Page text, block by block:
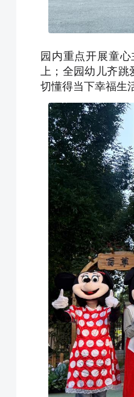
园内重点开展童
上；全园幼儿齐跳
切懂得当下幸福生